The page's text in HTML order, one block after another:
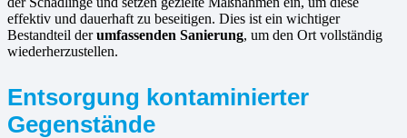
effektiv und dauerhaft zu beseitigen. Dies ist ein wichtiger
Bestandteil derumfassenden Sanierung, um den Ort vollständig
wiederherzustellen.
Entsorgung kontaminierter
Gegenstände